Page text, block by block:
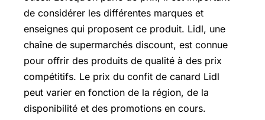
de considérer les différentes marques et
enseignes qui proposent ce produit. Lidl, une
chaîne de supermarchés discount, est connue
pour offrir des produits de qualité à des prix
compétitifs. Le prix du confit de canard Lidl
peut varier en fonction de la région, de la
disponibilité et des promotions en cours.